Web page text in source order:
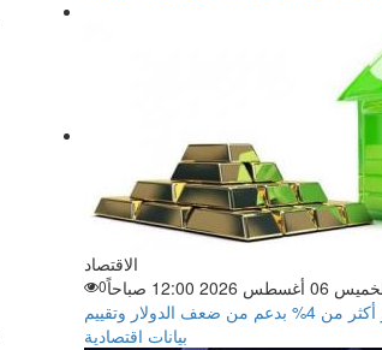
الاقتصاد
06 أغسطس 2026 12:00 صباحاً
0
الذهب يقفز أكثر من 4% بدعم من ضعف الدولار وتقييم
بيانات اقتصادية